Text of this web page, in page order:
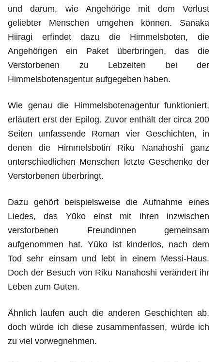
und darum, wie Angehörige mit dem Verlust
geliebter Menschen umgehen können. Sanaka
Hiiragi erfindet dazu die Himmelsboten, die
Angehörigen ein Paket überbringen, das die
Verstorbenen zu Lebzeiten bei der
Himmelsbotenagentur aufgegeben haben.
Wie genau die Himmelsbotenagentur funktioniert,
erläutert erst der Epilog. Zuvor enthält der circa 200
Seiten umfassende Roman vier Geschichten, in
denen die Himmelsbotin Riku Nanahoshi ganz
unterschiedlichen Menschen letzte Geschenke der
Verstorbenen überbringt.
Dazu gehört beispielsweise die Aufnahme eines
Liedes, das Yūko einst mit ihren inzwischen
verstorbenen Freundinnen gemeinsam
aufgenommen hat. Yūko ist kinderlos, nach dem
Tod sehr einsam und lebt in einem Messi-Haus.
Doch der Besuch von Riku Nanahoshi verändert ihr
Leben zum Guten.
Ähnlich laufen auch die anderen Geschichten ab,
doch würde ich diese zusammenfassen, würde ich
zu viel vorwegnehmen.